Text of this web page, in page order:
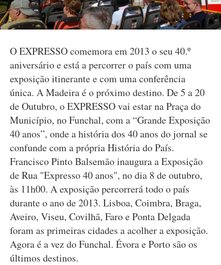
O EXPRESSO comemora em 2013 o seu 40.º
aniversário e está a percorrer o país com uma
exposição itinerante e com uma conferência
única. A Madeira é o próximo destino. De 5 a 20
de Outubro, o EXPRESSO vai estar na Praça do
Município, no Funchal, com a “Grande Exposição
40 anos”, onde a história dos 40 anos do jornal se
confunde com a própria História do País.
Francisco Pinto Balsemão inaugura a Exposição
de Rua "Expresso 40 anos", no dia 8 de outubro,
às 11h00. A exposição percorrerá todo o país
durante o ano de 2013. Lisboa, Coimbra, Braga,
Aveiro, Viseu, Covilhã, Faro e Ponta Delgada
foram as primeiras cidades a acolher a exposição.
Agora é a vez do Funchal. Évora e Porto são os
últimos destinos.